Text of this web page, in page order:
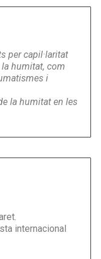
per capil·laritat
humitat, com
i
la humitat en les
internacional